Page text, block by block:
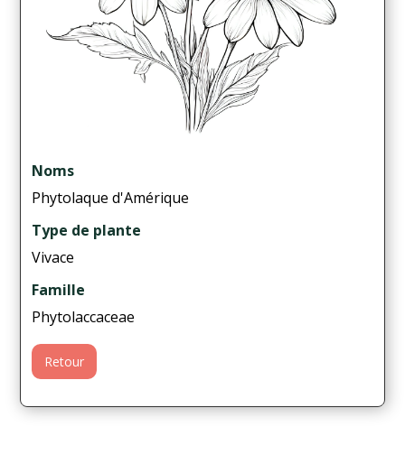
Noms
Phytolaque d'Amérique
Type de plante
Vivace
Famille
Phytolaccaceae
Retour